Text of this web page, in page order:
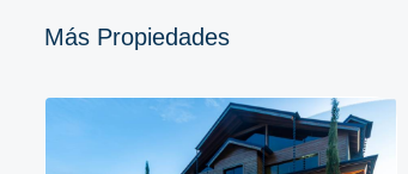
Más Propiedades